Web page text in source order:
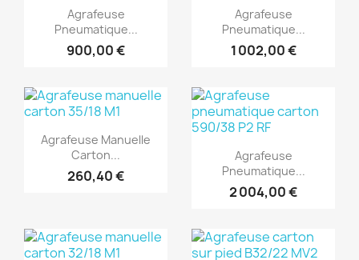
Aperçu rapide
Agrafeuse
Pneumatique...
900,00 €
Aperçu rapide
Agrafeuse
Pneumatique...
1 002,00 €
Aperçu rapide
Agrafeuse Manuelle
Carton...
260,40 €
Aperçu rapide
Agrafeuse
Pneumatique...
2 004,00 €
(1)